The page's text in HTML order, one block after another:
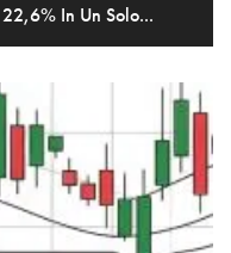
In Un Solo...